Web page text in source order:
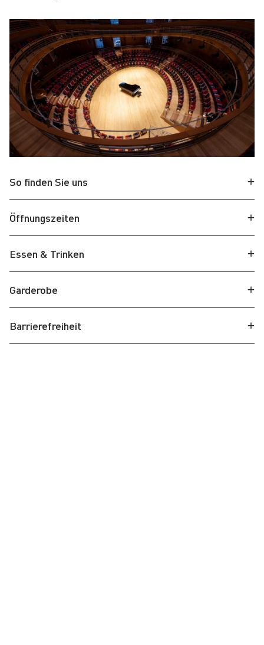
So finden Sie uns
Öffnungszeiten
Essen & Trinken
Garderobe
Barrierefreiheit